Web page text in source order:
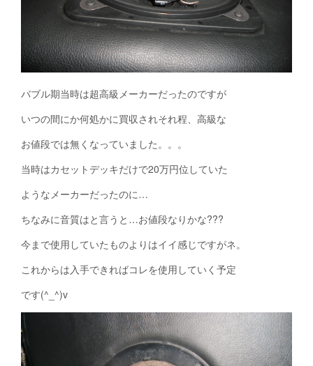
バブル期当時は超高級メーカーだったのですが
いつの間にか何処かに買収されそれ程、高級な
お値段では無くなっていました。。。
当時はカセットデッキだけで20万円位していた
ようなメーカーだったのに…
ちなみに音質はと言うと…お値段なりかな???
今まで使用していたものよりはイイ感じですがネ。
これからは入手できればコレを使用していく予定
です(^_^)v